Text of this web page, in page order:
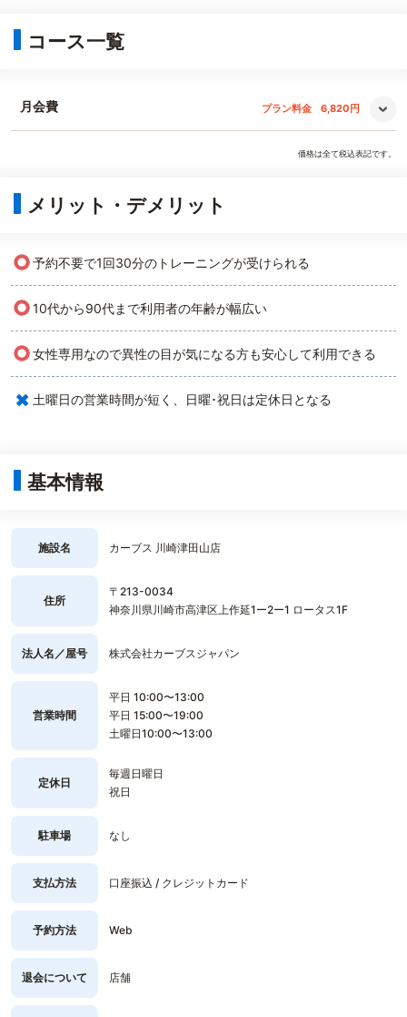
コース一覧
月会費 プラン料金 6,820円
価格は全て税込表記です。
メリット・デメリット
○予約不要で1回30分のトレーニングが受けられる
○10代から90代まで利用者の年齢が幅広い
○女性専用なので異性の目が気になる方も安心して利用できる
× 土曜日の営業時間が短く、日曜･祝日は定休日となる
基本情報
施設名 カーブス 川崎津田山店
住所
〒213-0034
神奈川県川崎市高津区上作延1ー2ー1 ロータス1F
法人名／屋号 株式会社カーブスジャパン
営業時間
平日 10:00〜13:00
平日 15:00〜19:00
土曜日10:00〜13:00
定休日
毎週日曜日
祝日
駐車場 なし
支払方法 口座振込 / クレジットカード
予約方法 Web
退会について 店舗